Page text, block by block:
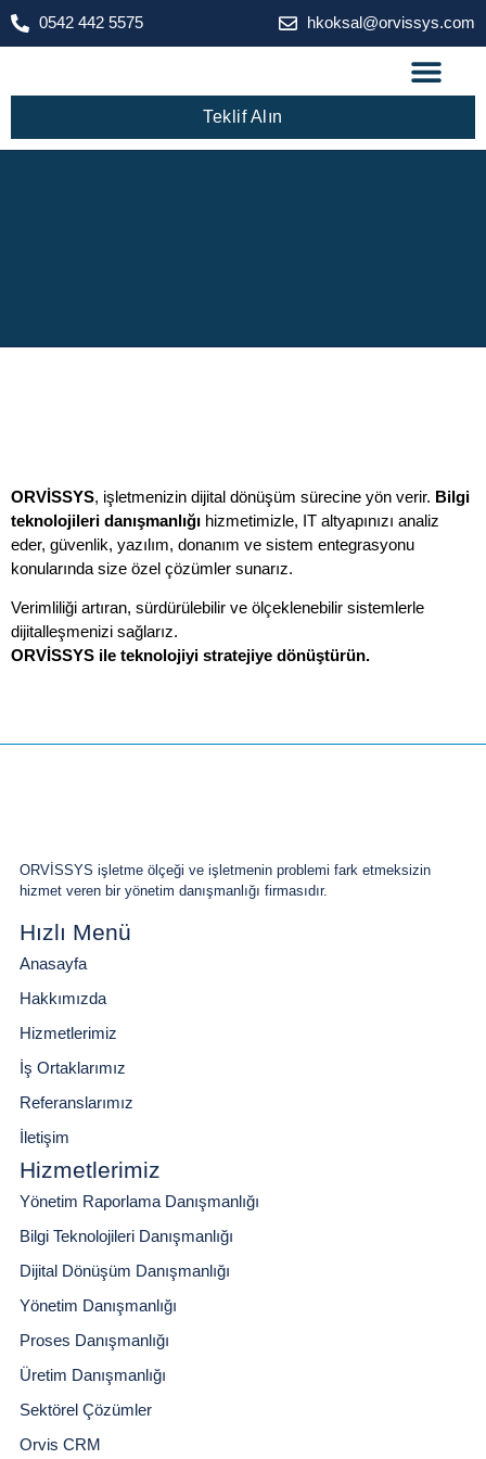
0542 442 5575 hkoksal@orvissys.com
Teklif Alın
ORVİSSYS, işletmenizin dijital dönüşüm sürecine yön verir. Bilgi
teknolojileri danışmanlığı hizmetimizle, IT altyapınızı analiz
eder, güvenlik, yazılım, donanım ve sistem entegrasyonu
konularında size özel çözümler sunarız.
Verimliliği artıran, sürdürülebilir ve ölçeklenebilir sistemlerle
dijitalleşmenizi sağlarız.
ORVİSSYS ile teknolojiyi stratejiye dönüştürün.
ORVİSSYS işletme ölçeği ve işletmenin problemi fark etmeksizin
hizmet veren bir yönetim danışmanlığı firmasıdır.
Hızlı Menü
Anasayfa
Hakkımızda
Hizmetlerimiz
İş Ortaklarımız
Referanslarımız
İletişim
Hizmetlerimiz
Yönetim Raporlama Danışmanlığı
Bilgi Teknolojileri Danışmanlığı
Dijital Dönüşüm Danışmanlığı
Yönetim Danışmanlığı
Proses Danışmanlığı
Üretim Danışmanlığı
Sektörel Çözümler
Orvis CRM